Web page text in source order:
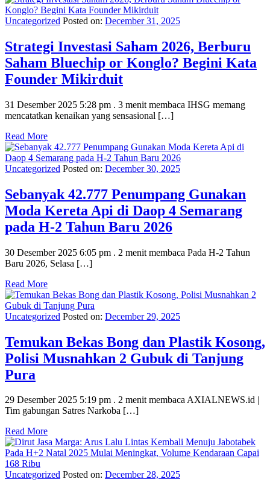
Uncategorized Posted on: December 31, 2025
Strategi Investasi Saham 2026, Berburu
Saham Bluechip or Konglo? Begini Kata
Founder Mikirduit
31 Desember 2025 5:28 pm . 3 menit membaca IHSG memang
mencatatkan kenaikan yang sensasional […]
Read More
Uncategorized Posted on: December 30, 2025
Sebanyak 42.777 Penumpang Gunakan
Moda Kereta Api di Daop 4 Semarang
pada H-2 Tahun Baru 2026
30 Desember 2025 6:05 pm . 2 menit membaca Pada H-2 Tahun
Baru 2026, Selasa […]
Read More
Uncategorized Posted on: December 29, 2025
Temukan Bekas Bong dan Plastik Kosong,
Polisi Musnahkan 2 Gubuk di Tanjung
Pura
29 Desember 2025 5:19 pm . 2 menit membaca AXIALNEWS.id |
Tim gabungan Satres Narkoba […]
Read More
Uncategorized Posted on: December 28, 2025